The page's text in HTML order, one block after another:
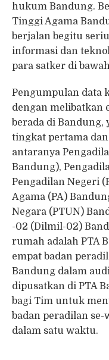
hukum Bandung.
Tinggi Agama
berjalan begitu
informasi dan
para satker di
Pengumpulan data
dengan melibatkan
berada di
tingkat pertama
antaranya
Bandung),
Pengadilan Negeri
Agama (PA)
Negara (PTUN)
-02 (Dilmil-02)
rumah adalah PTA
empat badan
Bandung dalam
dipusatkan di PTA
bagi Tim untuk
badan peradilan
dalam satu waktu.